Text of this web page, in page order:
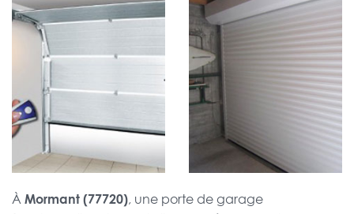
ÀMormant (77720), une porte de garage